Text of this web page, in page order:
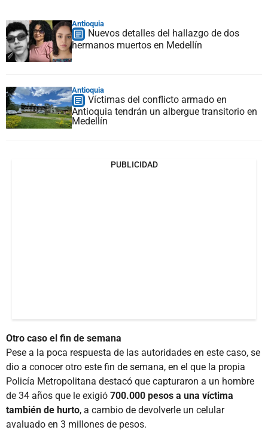
Antioquia
Nuevos detalles del hallazgo de dos
hermanos muertos en Medellín
Antioquia
Víctimas del conflicto armado en
Antioquia tendrán un albergue transitorio en
Medellín
PUBLICIDAD
Otro caso el fin de semana
Pese a la poca respuesta de las autoridades en este caso, se
dio a conocer otro este fin de semana, en el que la propia
Policía Metropolitana destacó que capturaron a un hombre
de 34 años que le exigió 700.000 pesos a una víctima
también de hurto, a cambio de devolverle un celular
avaluado en 3 millones de pesos.